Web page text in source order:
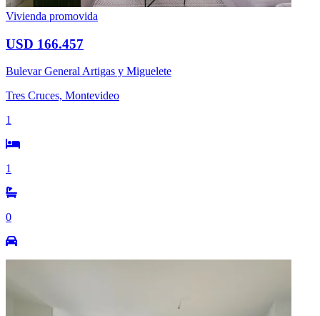
Vivienda promovida
USD 166.457
Bulevar General Artigas y Miguelete
Tres Cruces, Montevideo
1
1
0